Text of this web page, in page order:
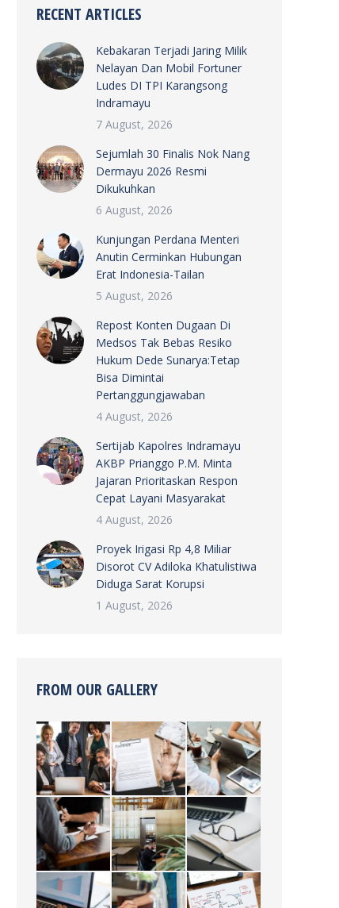
RECENT ARTICLES
Kebakaran Terjadi Jaring Milik
Nelayan Dan Mobil Fortuner
Ludes DI TPI Karangsong
Indramayu
7 August, 2026
Sejumlah 30 Finalis Nok Nang
Dermayu 2026 Resmi
Dikukuhkan
6 August, 2026
Kunjungan Perdana Menteri
Anutin Cerminkan Hubungan
Erat Indonesia-Tailan
5 August, 2026
Repost Konten Dugaan Di
Medsos Tak Bebas Resiko
Hukum Dede Sunarya:Tetap
Bisa Dimintai
Pertanggungjawaban
4 August, 2026
Sertijab Kapolres Indramayu
AKBP Prianggo P.M. Minta
Jajaran Prioritaskan Respon
Cepat Layani Masyarakat
4 August, 2026
Proyek Irigasi Rp 4,8 Miliar
Disorot CV Adiloka Khatulistiwa
Diduga Sarat Korupsi
1 August, 2026
FROM OUR GALLERY